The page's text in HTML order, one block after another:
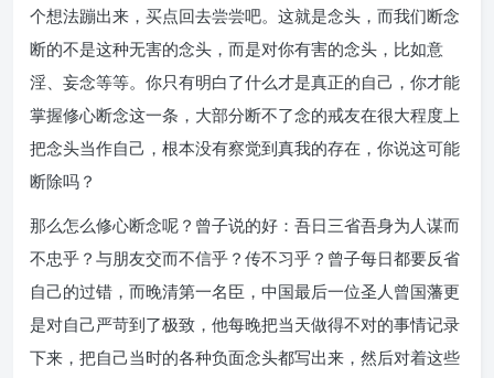
个想法蹦出来，买点回去尝尝吧。这就是念头，而我们断念
断的不是这种无害的念头，而是对你有害的念头，比如意
淫、妄念等等。你只有明白了什么才是真正的自己，你才能
掌握修心断念这一条，大部分断不了念的戒友在很大程度上
把念头当作自己，根本没有察觉到真我的存在，你说这可能
断除吗？
那么怎么修心断念呢？曾子说的好：吾日三省吾身为人谋而
不忠乎？与朋友交而不信乎？传不习乎？曾子每日都要反省
自己的过错，而晚清第一名臣，中国最后一位圣人曾国藩更
是对自己严苛到了极致，他每晚把当天做得不对的事情记录
下来，把自己当时的各种负面念头都写出来，然后对着这些